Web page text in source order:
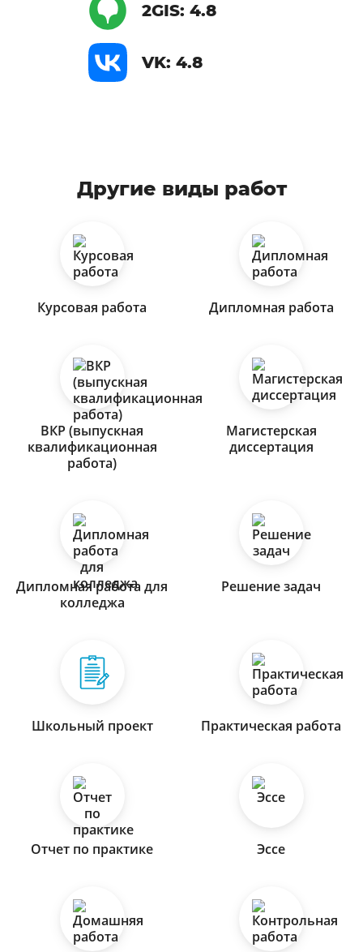
2GIS: 4.8
VK: 4.8
Другие виды работ
Курсовая работа Дипломная работа
ВКР (выпускная
квалификационная
работа)
Магистерская
диссертация
Дипломная работа для
колледжа
Решение задач
Школьный проект Практическая работа
Отчет по практике Эссе